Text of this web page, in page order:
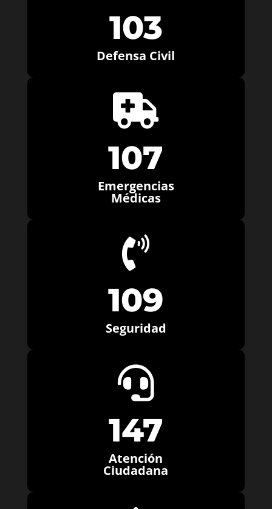
103
Defensa Civil

107
Emergencias
Médicas

109
Seguridad

147
Atención
Ciudadana